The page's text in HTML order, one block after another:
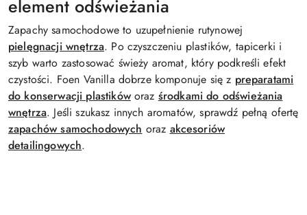
element odświeżania
Zapachy samochodowe to uzupełnienie rutynowej
pielęgnacji wnętrza. Po czyszczeniu plastików, tapicerki i
szyb warto zastosować świeży aromat, który podkreśli efekt
czystości. Foen Vanilla dobrze komponuje się z preparatami
do konserwacji plastikóworaz środkami do odświeżania
wnętrza. Jeśli szukasz innych aromatów, sprawdź pełną ofertę
zapachów samochodowych oraz akcesoriów
detailingowych.